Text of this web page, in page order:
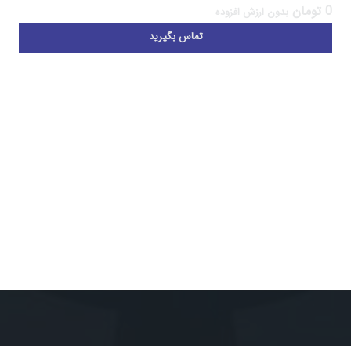
0 تومان بدون ارزش افزوده
تماس بگیرید